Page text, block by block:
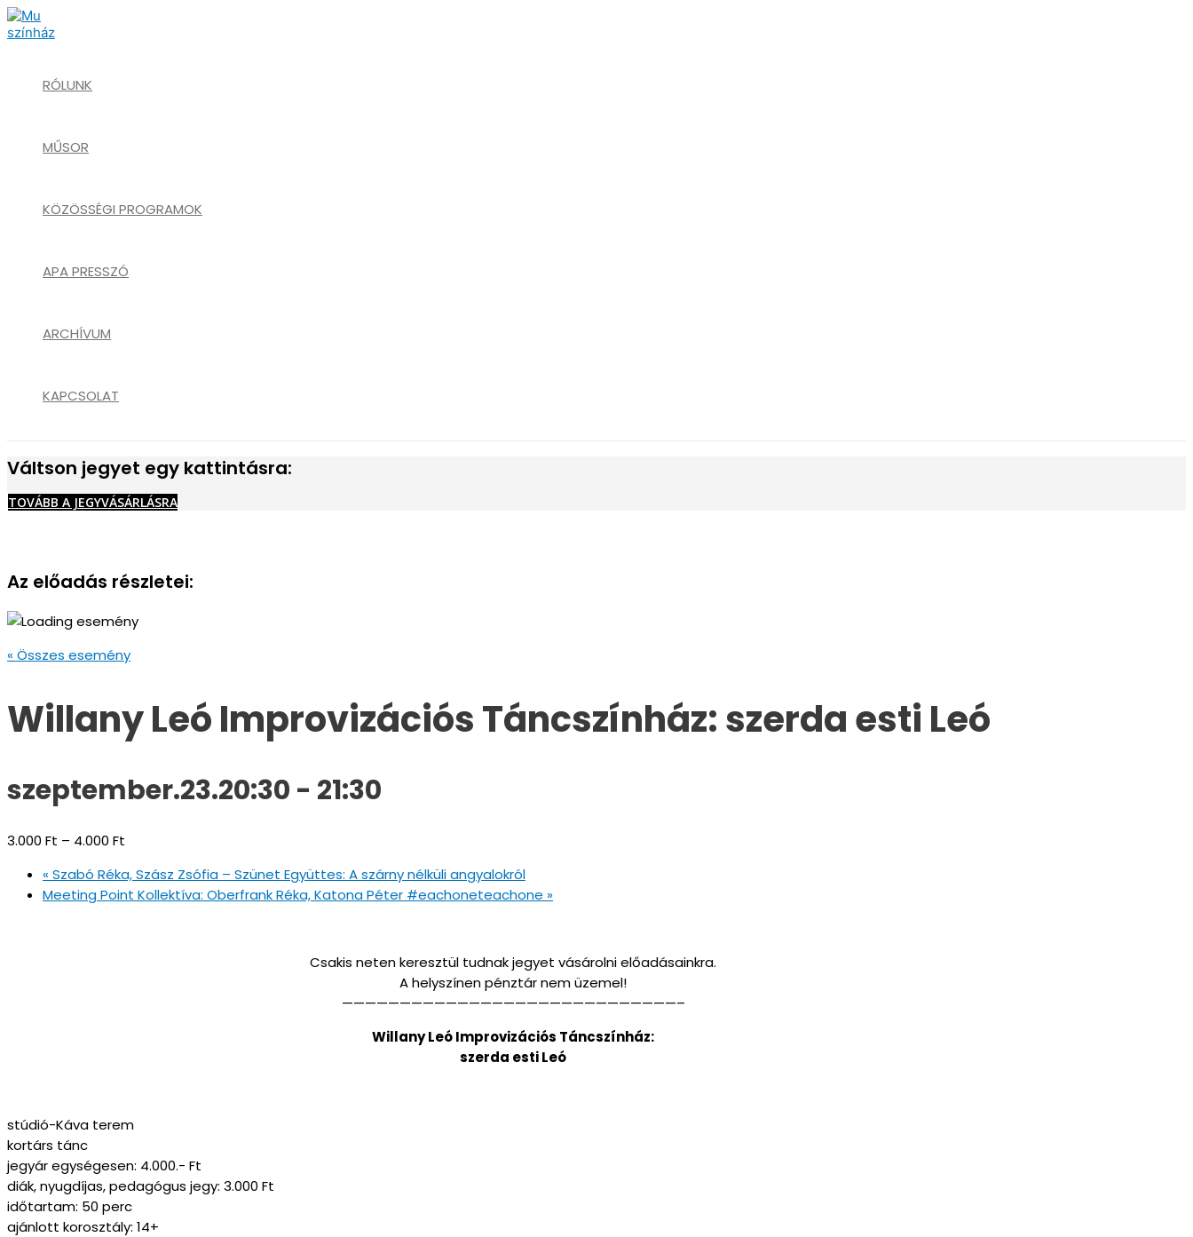
Skip
to
content
RÓLUNK
MŰSOR
KÖZÖSSÉGI PROGRAMOK
APA PRESSZÓ
ARCHÍVUM
KAPCSOLAT
Váltson jegyet egy kattintásra:
TOVÁBB A JEGYVÁSÁRLÁSRA
Az előadás részletei:
« Összes esemény
Willany Leó Improvizációs Táncszínház: szerda esti Leó
szeptember.23.20:30 - 21:30
3.000 Ft – 4.000 Ft
« Szabó Réka, Szász Zsófia – Szünet Együttes: A szárny nélküli angyalokról
Meeting Point Kollektíva: Oberfrank Réka, Katona Péter #eachoneteachone »
Csakis neten keresztül tudnak jegyet vásárolni előadásainkra.
A helyszínen pénztár nem üzemel!
—————————————————————————————–
Willany Leó Improvizációs Táncszínház:
szerda esti Leó
stúdió-Káva terem
kortárs tánc
jegyár egységesen: 4.000.- Ft
diák, nyugdíjas, pedagógus jegy: 3.000 Ft
időtartam: 50 perc
ajánlott korosztály: 14+